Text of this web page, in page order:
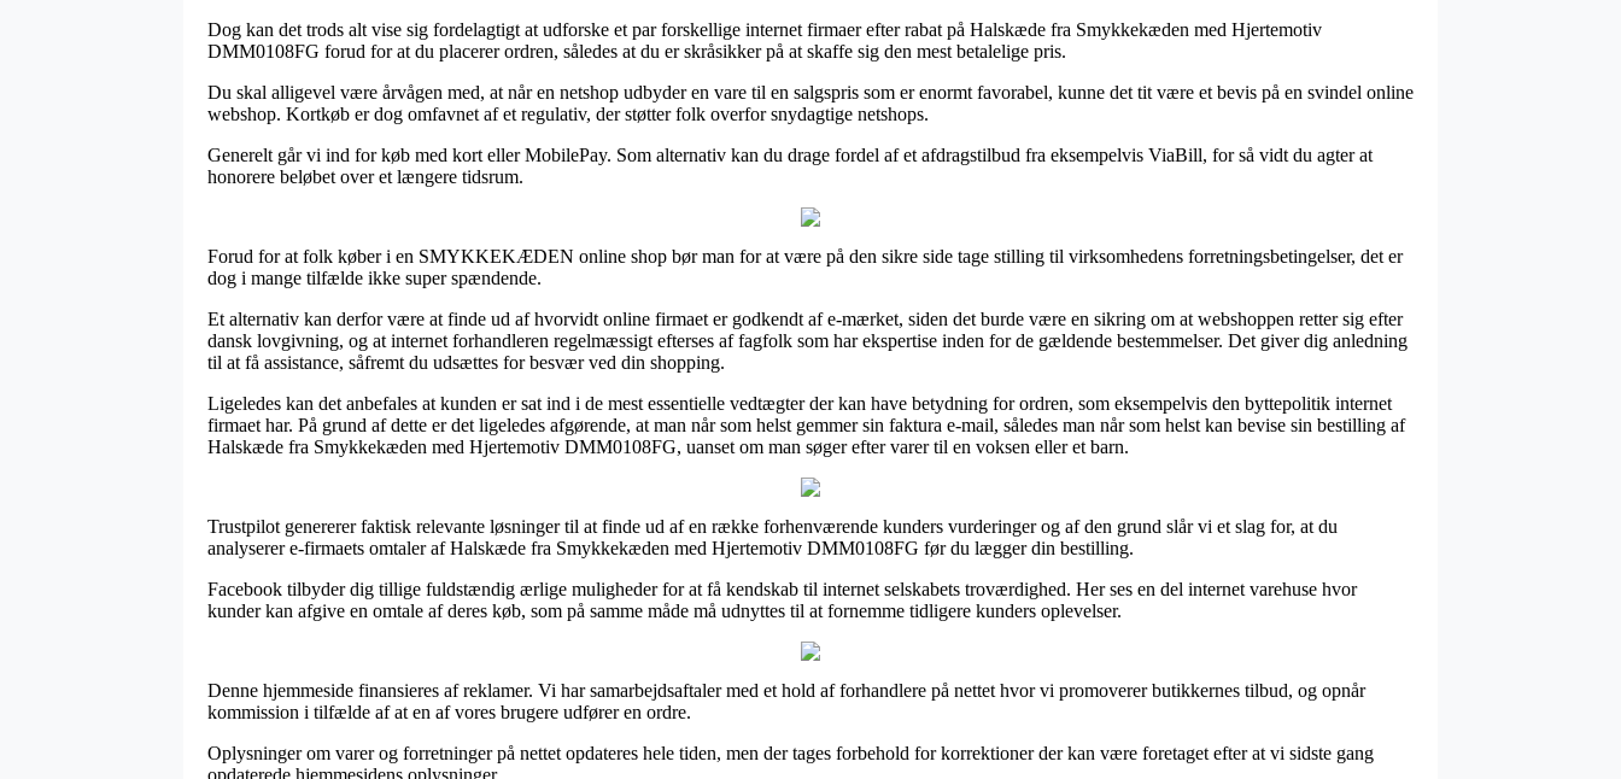
Dog kan det trods alt vise sig fordelagtigt at udforske et par forskellige internet firmaer efter rabat på Halskæde fra Smykkekæden med Hjertemotiv
DMM0108FG forud for at du placerer ordren, således at du er skråsikker på at skaffe sig den mest betalelige pris.
Du skal alligevel være årvågen med, at når en netshop udbyder en vare til en salgspris som er enormt favorabel, kunne det tit være et bevis på en svindel online
webshop. Kortkøb er dog omfavnet af et regulativ, der støtter folk overfor snydagtige netshops.
Generelt går vi ind for køb med kort eller MobilePay. Som alternativ kan du drage fordel af et afdragstilbud fra eksempelvis ViaBill, for så vidt du agter at
honorere beløbet over et længere tidsrum.
Forud for at folk køber i en SMYKKEKÆDEN online shop bør man for at være på den sikre side tage stilling til virksomhedens forretningsbetingelser, det er
dog i mange tilfælde ikke super spændende.
Et alternativ kan derfor være at finde ud af hvorvidt online firmaet er godkendt af e-mærket, siden det burde være en sikring om at webshoppen retter sig efter
dansk lovgivning, og at internet forhandleren regelmæssigt efterses af fagfolk som har ekspertise inden for de gældende bestemmelser. Det giver dig anledning
til at få assistance, såfremt du udsættes for besvær ved din shopping.
Ligeledes kan det anbefales at kunden er sat ind i de mest essentielle vedtægter der kan have betydning for ordren, som eksempelvis den byttepolitik internet
firmaet har. På grund af dette er det ligeledes afgørende, at man når som helst gemmer sin faktura e-mail, således man når som helst kan bevise sin bestilling af
Halskæde fra Smykkekæden med Hjertemotiv DMM0108FG, uanset om man søger efter varer til en voksen eller et barn.
Trustpilot genererer faktisk relevante løsninger til at finde ud af en række forhenværende kunders vurderinger og af den grund slår vi et slag for, at du
analyserer e-firmaets omtaler af Halskæde fra Smykkekæden med Hjertemotiv DMM0108FG før du lægger din bestilling.
Facebook tilbyder dig tillige fuldstændig ærlige muligheder for at få kendskab til internet selskabets troværdighed. Her ses en del internet varehuse hvor
kunder kan afgive en omtale af deres køb, som på samme måde må udnyttes til at fornemme tidligere kunders oplevelser.
Denne hjemmeside finansieres af reklamer. Vi har samarbejdsaftaler med et hold af forhandlere på nettet hvor vi promoverer butikkernes tilbud, og opnår
kommission i tilfælde af at en af vores brugere udfører en ordre.
Oplysninger om varer og forretninger på nettet opdateres hele tiden, men der tages forbehold for korrektioner der kan være foretaget efter at vi sidste gang
opdaterede hjemmesidens oplysninger.